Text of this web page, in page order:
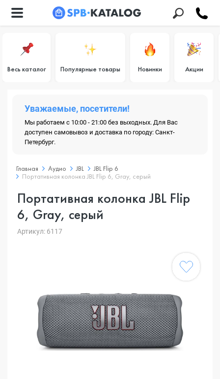
Весь каталог Популярные товары Новинки Акции
Уважаемые, посетители!
Мы работаем с 10:00 - 21:00 без выходных. Для Вас
доступен самовывоз и доставка по городу: Санкт-
Петербург.
Главная Аудио JBL
JBL Flip 6
Портативная колонка JBL Flip 6, Gray, серый
Портативная колонка JBL Flip
6, Gray, серый
Артикул: 6117